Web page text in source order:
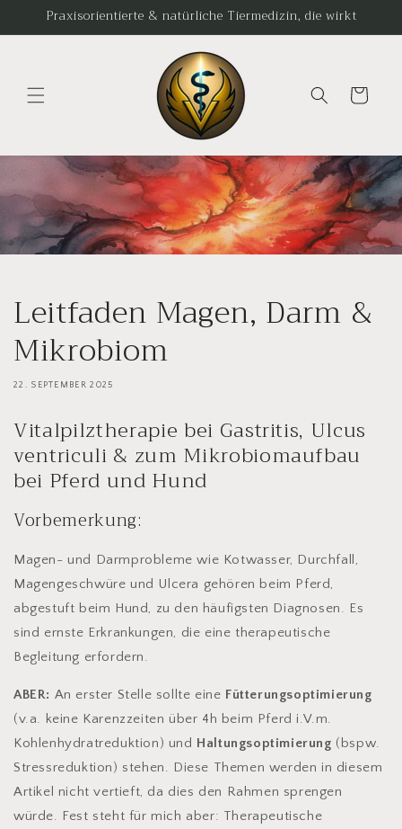
zum
Inhalt
Praxisorientierte & natürliche Tiermedizin, die wirkt
Warenkorb
Leitfaden Magen, Darm &
Mikrobiom
22. SEPTEMBER 2025
Vitalpilztherapie bei Gastritis, Ulcus
ventriculi & zum Mikrobiomaufbau
bei Pferd und Hund
Vorbemerkung:
Magen- und Darmprobleme wie Kotwasser, Durchfall,
Magengeschwüre und Ulcera gehören beim Pferd,
abgestuft beim Hund, zu den häufigsten Diagnosen. Es
sind ernste Erkrankungen, die eine therapeutische
Begleitung erfordern.
ABER: An erster Stelle sollte eine Fütterungsoptimierung
(v.a. keine Karenzzeiten über 4h beim Pferd i.V.m.
Kohlenhydratreduktion) und Haltungsoptimierung (bspw.
Stressreduktion) stehen. Diese Themen werden in diesem
Artikel nicht vertieft, da dies den Rahmen sprengen
würde. Fest steht für mich aber: Therapeutische